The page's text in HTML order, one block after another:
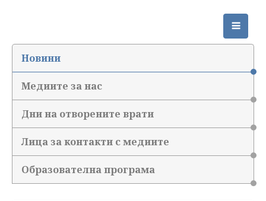
Новини
Медиите за нас
Дни на отворените врати
Лица за контакти с медиите
Образователна програма